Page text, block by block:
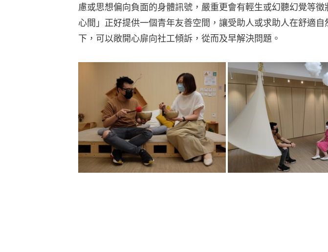
慮或思想偏向負面的身體訊號，嚴重更會有輕生或幻聽幻覺等徵
心間」正好提供一個青年友善空間，讓受助人或求助人在舒適自
下，可以敞開心扉向社工傾訴，從而及早解決問題。